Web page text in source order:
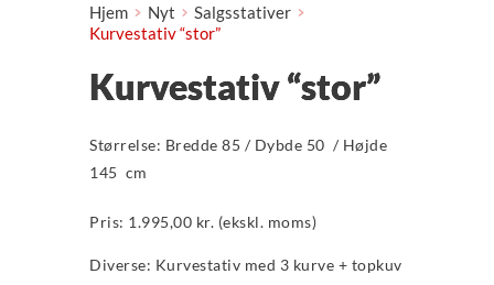
Hjem Nyt
Salgsstativer
Kurvestativ “stor”
Kurvestativ “stor”
Størrelse: Bredde 85 / Dybde 50 / Højde
145 cm
Pris: 1.995,00 kr. (ekskl. moms)
Diverse: Kurvestativ med 3 kurve + topkuv